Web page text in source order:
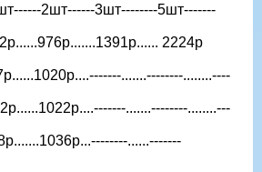
2шт------3шт--------5шт-------
2224р
.......--------........----
.......--------........---
......-------